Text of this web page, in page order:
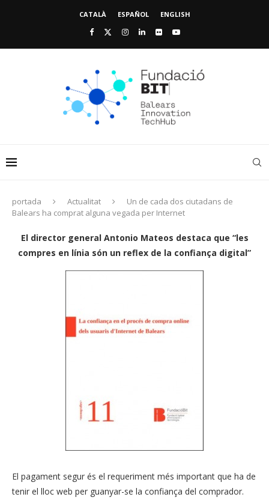
CATALÀ ESPAÑOL ENGLISH
portada Actualitat
Un de cada dos ciutadans de
Balears ha comprat alguna vegada per Internet
El director general Antonio Mateos destaca que “les
compres en línia són un reflex de la confiança digital”
El pagament segur és el requeriment més important que ha de
tenir el lloc web per guanyar-se la confiança del comprador.